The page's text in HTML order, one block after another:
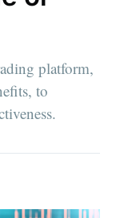
platform,
to